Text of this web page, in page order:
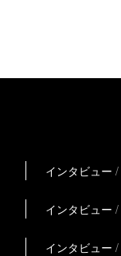
インタビュー
インタビュー
インタビュー